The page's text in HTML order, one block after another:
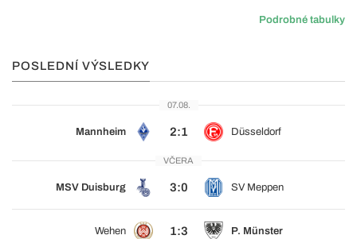
Podrobné tabulky
POSLEDNÍ VÝSLEDKY
07.08.
Mannheim 2:1 Düsseldorf
VČERA
MSV Duisburg 3:0 SV Meppen
Wehen 1:3 P. Münster